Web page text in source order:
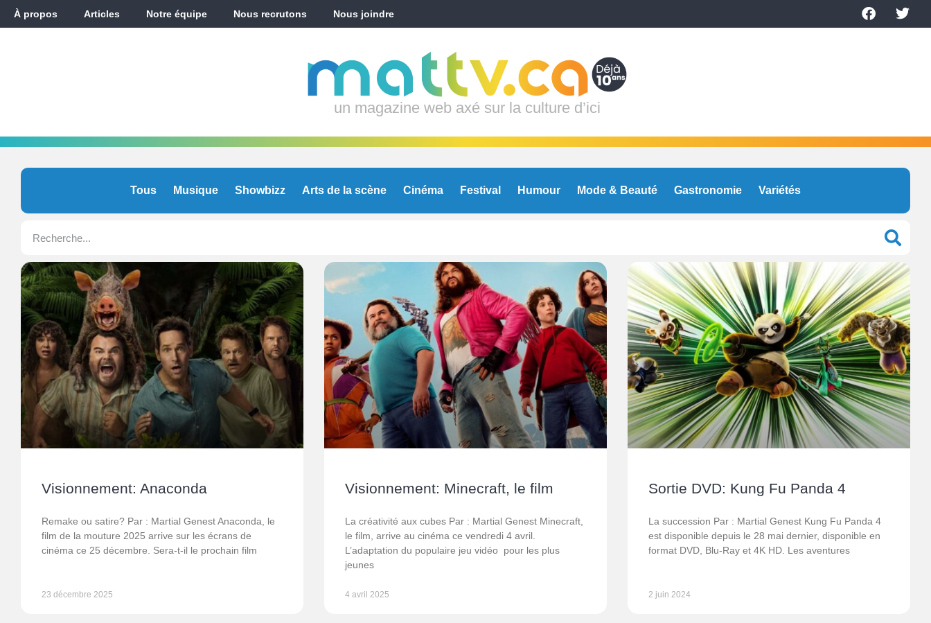
À propos Articles Notre équipe Nous recrutons Nous joindre
un magazine web axé sur la culture d’ici
Tous Musique Showbizz Arts de la scène Cinéma Festival Humour Mode & Beauté Gastronomie Variétés
Visionnement: Anaconda
Remake ou satire? Par : Martial Genest Anaconda, le
film de la mouture 2025 arrive sur les écrans de
cinéma ce 25 décembre. Sera-t-il le prochain film
23 décembre 2025
Visionnement: Minecraft, le film
La créativité aux cubes Par : Martial Genest Minecraft,
le film, arrive au cinéma ce vendredi 4 avril.
L’adaptation du populaire jeu vidéo pour les plus
jeunes
4 avril 2025
Sortie DVD: Kung Fu Panda 4
La succession Par : Martial Genest Kung Fu Panda 4
est disponible depuis le 28 mai dernier, disponible en
format DVD, Blu-Ray et 4K HD. Les aventures
2 juin 2024